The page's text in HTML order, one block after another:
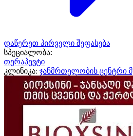
დაწერეთ პირველი შეფასება
სპეციალობა:
თერაპევტი
კლინიკა: ჯანმრთელობის ცენტრი